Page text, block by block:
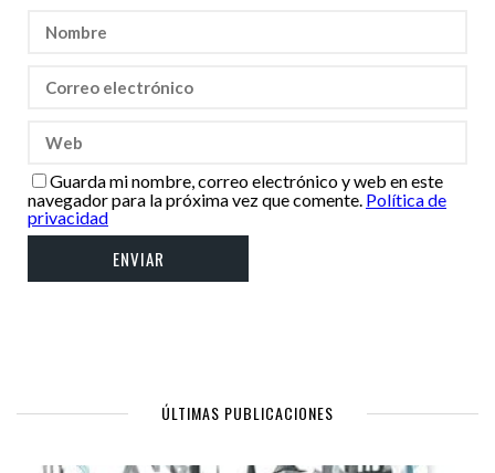
Guarda mi nombre, correo electrónico y web en este
navegador para la próxima vez que comente. Política de
privacidad
ÚLTIMAS PUBLICACIONES